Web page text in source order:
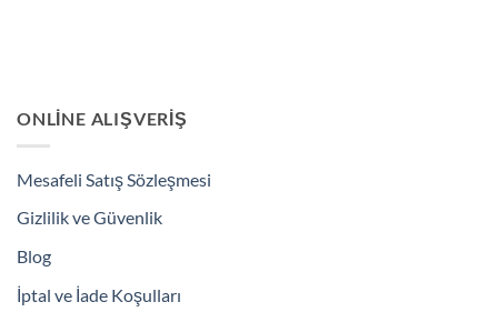
ONLINE ALIŞVERIŞ
Mesafeli Satış Sözleşmesi
Gizlilik ve Güvenlik
Blog
İptal ve İade Koşulları